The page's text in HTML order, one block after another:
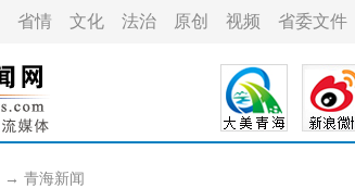
省情 文化 法治 原创 视频 省委文件
→ 青海新闻